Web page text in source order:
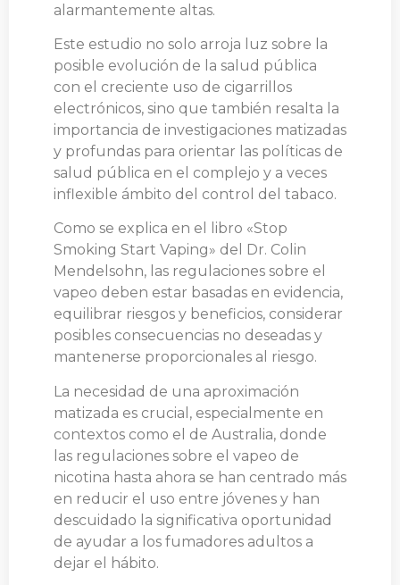
alarmantemente altas.
Este estudio no solo arroja luz sobre la
posible evolución de la salud pública
con el creciente uso de cigarrillos
electrónicos, sino que también resalta la
importancia de investigaciones matizadas
y profundas para orientar las políticas de
salud pública en el complejo y a veces
inflexible ámbito del control del tabaco.
Como se explica en el libro «Stop
Smoking Start Vaping» del Dr. Colin
Mendelsohn, las regulaciones sobre el
vapeo deben estar basadas en evidencia,
equilibrar riesgos y beneficios, considerar
posibles consecuencias no deseadas y
mantenerse proporcionales al riesgo​​.
La necesidad de una aproximación
matizada es crucial, especialmente en
contextos como el de Australia, donde
las regulaciones sobre el vapeo de
nicotina hasta ahora se han centrado más
en reducir el uso entre jóvenes y han
descuidado la significativa oportunidad
de ayudar a los fumadores adultos a
dejar el hábito.